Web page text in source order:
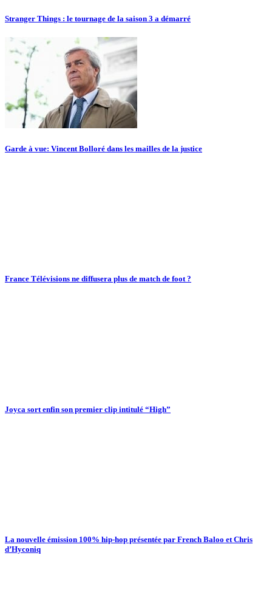
Stranger Things : le tournage de la saison 3 a démarré
Garde à vue: Vincent Bolloré dans les mailles de la justice
France Télévisions ne diffusera plus de match de foot ?
Joyca sort enfin son premier clip intitulé “High”
La nouvelle émission 100% hip-hop présentée par French Baloo et Chris
d’Hyconiq